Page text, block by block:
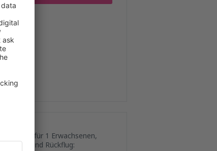
Preis für 1 Erwachsenen,
Hin- und Rückflug: